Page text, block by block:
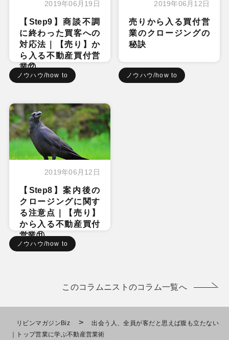
2019年06月19日
【Step9】商談不調
に終わった買客への
対応法｜【売り】か
ら入る不動産買付営
業⑫
ノウハウ/how to
2019年06月12日
売りから入る買付営
業のクロージングの
秘訣
ノウハウ/how to
2019年06月12日
【Step8】案内後の
クロージングに関す
る注意点｜【売り】
から入る不動産買付
営業⑪
ノウハウ/how to
このコラムニストのコラム一覧へ
リビンマガジンBiz >
出会う人、全員が客だと思えば腹も立たない
｜トップ営業に学ぶ不動産営業術